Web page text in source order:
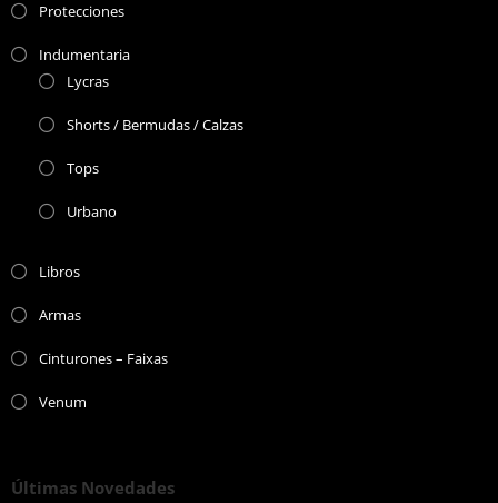
Protecciones
Indumentaria
Lycras
Shorts / Bermudas / Calzas
Tops
Urbano
Libros
Armas
Cinturones – Faixas
Venum
Últimas Novedades